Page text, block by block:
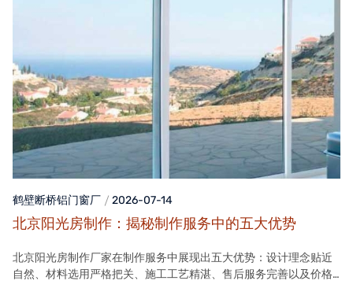
鹤壁断桥铝门窗厂 2026-07-14
北京阳光房制作：揭秘制作服务中的五大优势
北京阳光房制作厂家在制作服务中展现出五大优势：设计理念贴近
自然、材料选用严格把关、施工工艺精湛、售后服务完善以及价格